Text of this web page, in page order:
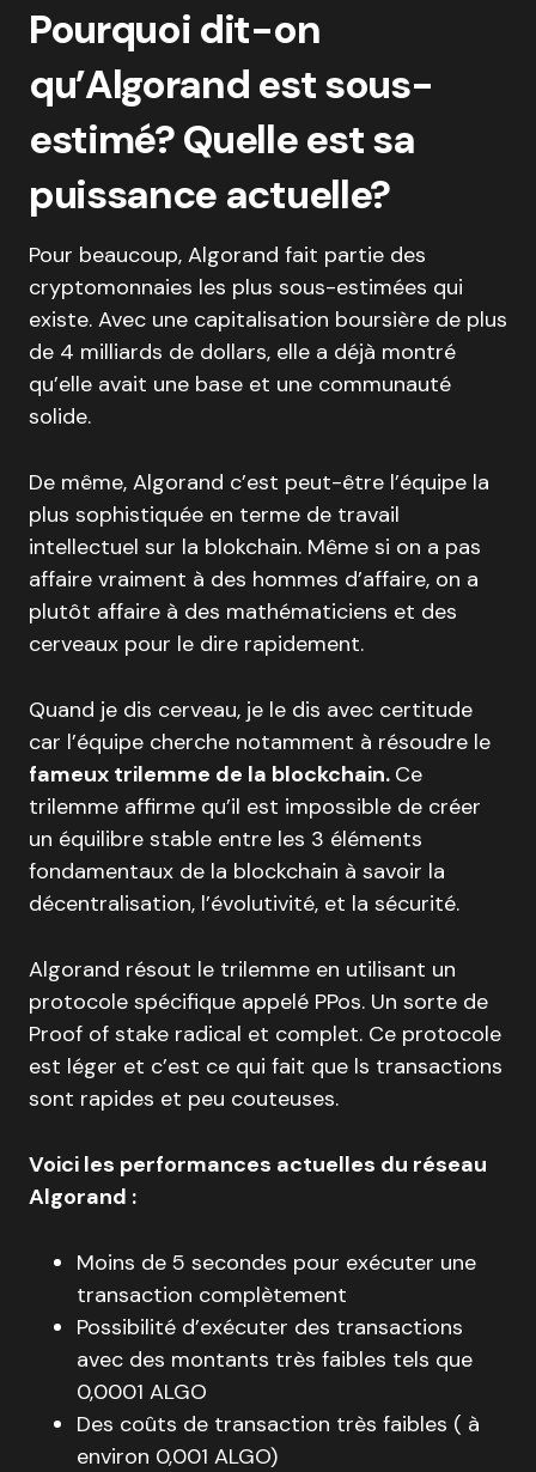
Pourquoi dit-on
qu’Algorand est sous-
estimé? Quelle est sa
puissance actuelle?
Pour beaucoup, Algorand fait partie des
cryptomonnaies les plus sous-estimées qui
existe. Avec une capitalisation boursière de plus
de 4 milliards de dollars, elle a déjà montré
qu’elle avait une base et une communauté
solide.
De même, Algorand c’est peut-être l’équipe la
plus sophistiquée en terme de travail
intellectuel sur la blokchain. Même si on a pas
affaire vraiment à des hommes d’affaire, on a
plutôt affaire à des mathématiciens et des
cerveaux pour le dire rapidement.
Quand je dis cerveau, je le dis avec certitude
car l’équipe cherche notamment à résoudre le
fameux trilemme de la blockchain. Ce
trilemme affirme qu’il est impossible de créer
un équilibre stable entre les 3 éléments
fondamentaux de la blockchain à savoir la
décentralisation, l’évolutivité, et la sécurité.
Algorand résout le trilemme en utilisant un
protocole spécifique appelé PPos. Un sorte de
Proof of stake radical et complet. Ce protocole
est léger et c’est ce qui fait que ls transactions
sont rapides et peu couteuses.
Voici les performances actuelles du réseau
Algorand :
Moins de 5 secondes pour exécuter une
transaction complètement
Possibilité d’exécuter des transactions
avec des montants très faibles tels que
0,0001 ALGO
Des coûts de transaction très faibles ( à
environ 0,001 ALGO)